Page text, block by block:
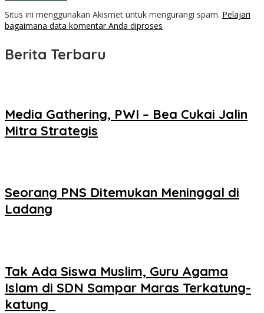
Situs ini menggunakan Akismet untuk mengurangi spam. Pelajari
bagaimana data komentar Anda diproses
Berita Terbaru
Media Gathering, PWI – Bea Cukai Jalin
Mitra Strategis
Seorang PNS Ditemukan Meninggal di
Ladang
Tak Ada Siswa Muslim, Guru Agama
Islam di SDN Sampar Maras Terkatung-
katung ‎